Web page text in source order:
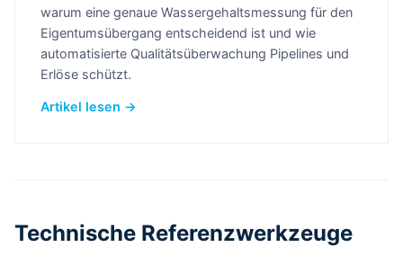
warum eine genaue Wassergehaltsmessung für den
Eigentumsübergang entscheidend ist und wie
automatisierte Qualitätsüberwachung Pipelines und
Erlöse schützt.
Artikel lesen →
Technische Referenzwerkzeuge